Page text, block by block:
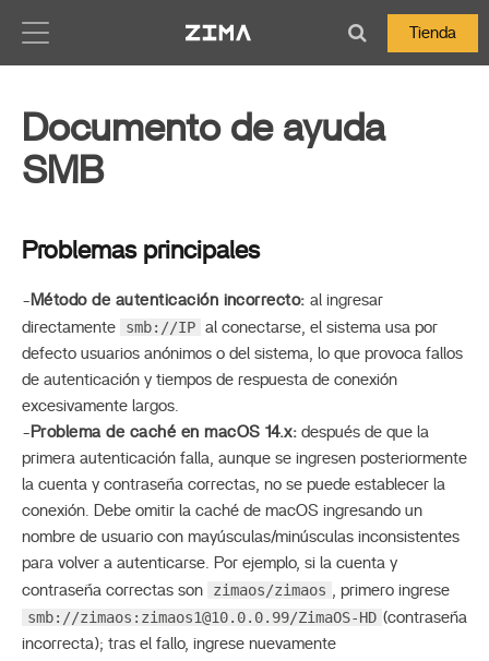
Tienda
Documento de ayuda
SMB
Problemas principales
- Método de autenticación incorrecto: al ingresar
directamente
smb://IP al conectarse, el sistema usa por
defecto usuarios anónimos o del sistema, lo que provoca fallos
de autenticación y tiempos de respuesta de conexión
excesivamente largos.
- Problema de caché en macOS 14.x: después de que la
primera autenticación falla, aunque se ingresen posteriormente
la cuenta y contraseña correctas, no se puede establecer la
conexión. Debe omitir la caché de macOS ingresando un
nombre de usuario con mayúsculas/minúsculas inconsistentes
para volver a autenticarse. Por ejemplo, si la cuenta y
contraseña correctas son
zimaos/zimaos , primero ingrese
smb://zimaos: zimaos1@10.0.0.99/ZimaOS-HD (contraseña
incorrecta); tras el fallo, ingrese nuevamente